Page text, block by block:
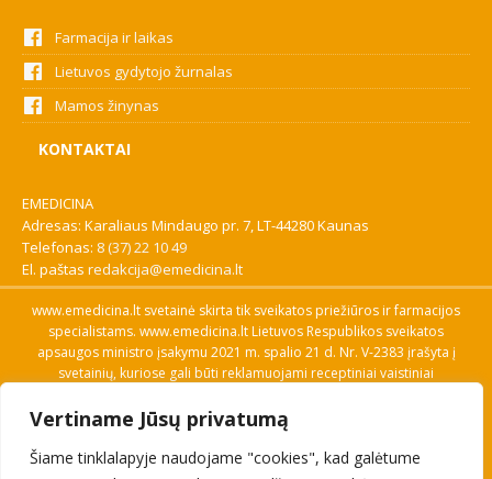
Vertiname Jūsų privatumą
Šiame tinklalapyje naudojame "cookies", kad galėtume
Farmacija ir laikas
Lietuvos gydytojo žurnalas
Mamos žinynas
KONTAKTAI
EMEDICINA
Adresas: Karaliaus Mindaugo pr. 7, LT-44280 Kaunas
Telefonas: 8 (37) 22 10 49
El. paštas redakcija@emedicina.lt
www.emedicina.lt svetainė skirta tik sveikatos priežiūros ir farmacijos
specialistams. www.emedicina.lt Lietuvos Respublikos sveikatos
apsaugos ministro įsakymu 2021 m. spalio 21 d. Nr. V-2383 įrašyta į
svetainių, kuriose gali būti reklamuojami receptiniai vaistiniai
savo profesinę kvalifikaciją. Naudingos nuorodos: Vaistų ir medicinos
pagalbos priemonių kainų paieška, VVKT tinklalapis, Sveikatos
priežiūros ar farmacijos specialisto pranešimo apie įtariamą